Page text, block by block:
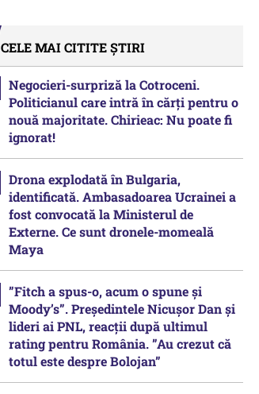
CELE MAI CITITE ȘTIRI
Negocieri-surpriză la Cotroceni.
Politicianul care intră în cărți pentru o
nouă majoritate. Chirieac: Nu poate fi
ignorat!
Drona explodată în Bulgaria,
identificată. Ambasadoarea Ucrainei a
fost convocată la Ministerul de
Externe. Ce sunt dronele-momeală
Maya
”Fitch a spus-o, acum o spune și
Moody’s”. Președintele Nicușor Dan și
lideri ai PNL, reacții după ultimul
rating pentru România. ”Au crezut că
totul este despre Bolojan”